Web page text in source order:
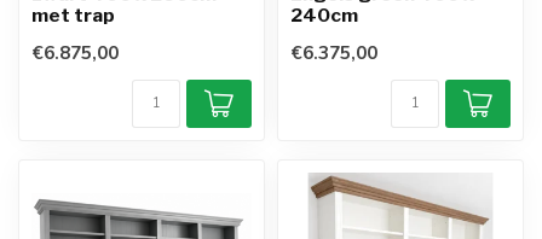
met trap
€6.875,00
240cm
€6.375,00